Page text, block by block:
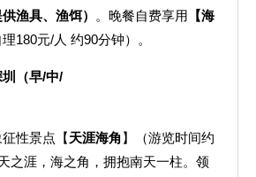
渔具、渔饵） 。晚餐自费享用 【海
理180元/人 约90分钟）。
（早/中/
）
性景点【天涯海角】（游览时间约
之涯，海之角，拥抱南天一柱。领